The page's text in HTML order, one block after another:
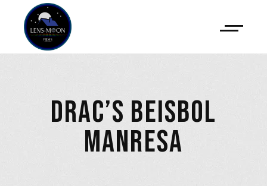
DRAC’S BEISBOL
MANRESA